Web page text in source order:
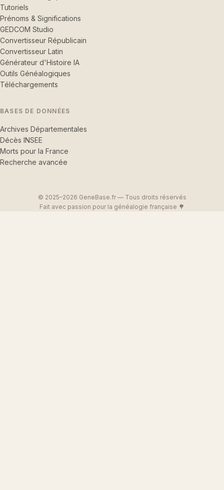
Tutoriels
Prénoms & Significations
GEDCOM Studio
Convertisseur Républicain
Convertisseur Latin
Générateur d'Histoire IA
Outils Généalogiques
Téléchargements
BASES DE DONNÉES
Archives Départementales
Décès INSEE
Morts pour la France
Recherche avancée
© 2025–2026 GeneBase.fr — Tous droits réservés
Fait avec passion pour la généalogie française 🌳